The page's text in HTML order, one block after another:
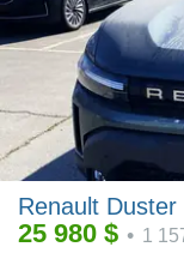
Renault Duster
25 980 $ • 1